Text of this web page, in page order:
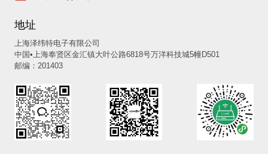
地址
上海泽纬特电子有限公司
中国•上海奉贤区金汇镇大叶公路6818号万洋科技城5幢D501
邮编：201403